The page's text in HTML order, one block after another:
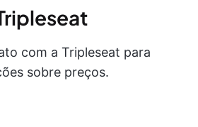
com a Tripleseat para
sobre preços.